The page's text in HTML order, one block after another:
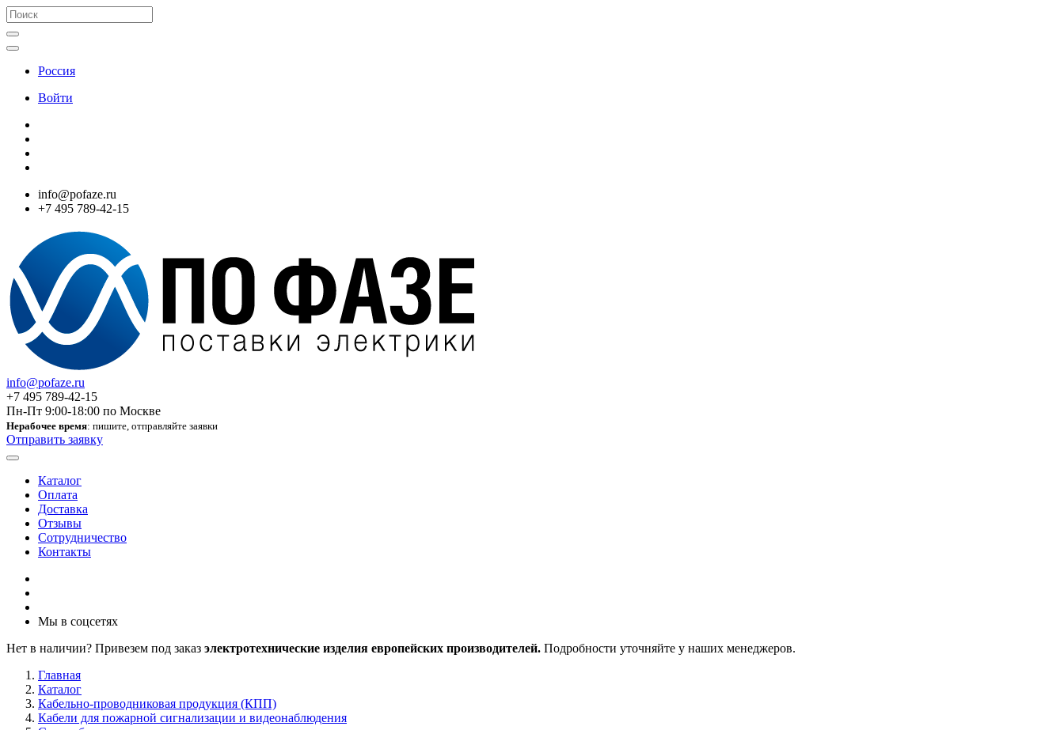
Россия
Войти
info@pofaze.ru
+7 495 789-42-15
info@pofaze.ru
+7 495 789-42-15
Пн-Пт 9:00-18:00 по Москве
Нерабочее время: пишите, отправляйте заявки
Отправить заявку
Каталог
Оплата
Доставка
Отзывы
Сотрудничество
Контакты
Мы в соцсетях
Нет в наличии? Привезем под заказ электротехнические изделия европейских производителей. Подробности уточняйте у наших менеджеров.
Главная
Каталог
Кабельно-проводниковая продукция (КПП)
Кабели для пожарной сигнализации и видеонаблюдения